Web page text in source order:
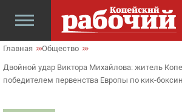
Главная Общество
Двойной удар Виктора Михайлова: житель
победителем первенства Европы по кик-